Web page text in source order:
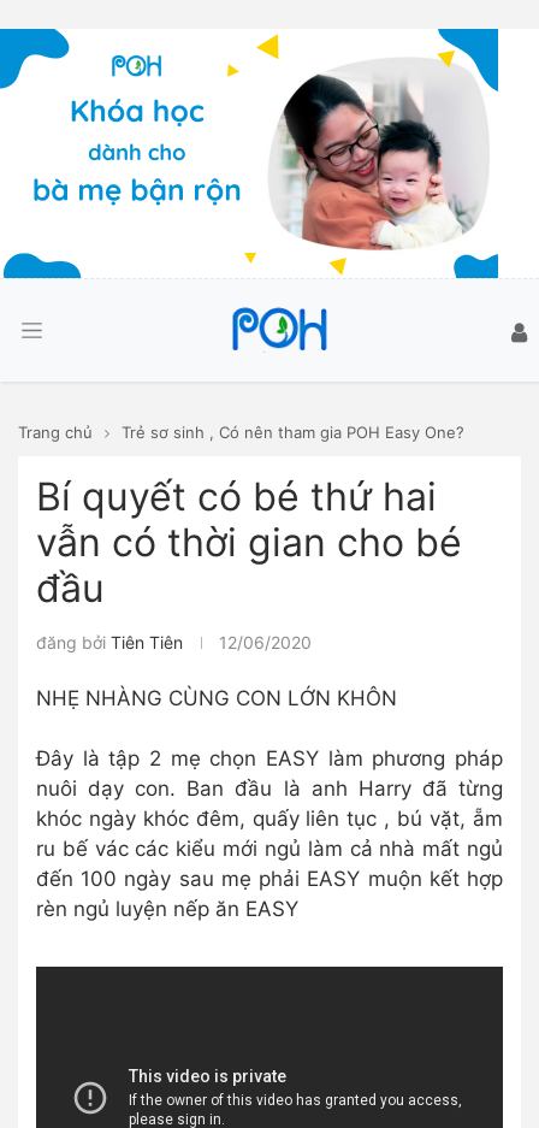
Trang chủ Trẻ sơ sinh , Có nên tham gia POH Easy One?
Bí quyết có bé thứ hai
vẫn có thời gian cho bé
đầu
đăng bởi Tiên Tiên 12/06/2020
NHẸ NHÀNG CÙNG CON LỚN KHÔN
Đây là tập 2 mẹ chọn EASY làm phương pháp
nuôi dạy con. Ban đầu là anh Harry đã từng
khóc ngày khóc đêm, quấy liên tục , bú vặt, ẵm
ru bế vác các kiểu mới ngủ làm cả nhà mất ngủ
đến 100 ngày sau mẹ phải EASY muộn kết hợp
rèn ngủ luyện nếp ăn EASY